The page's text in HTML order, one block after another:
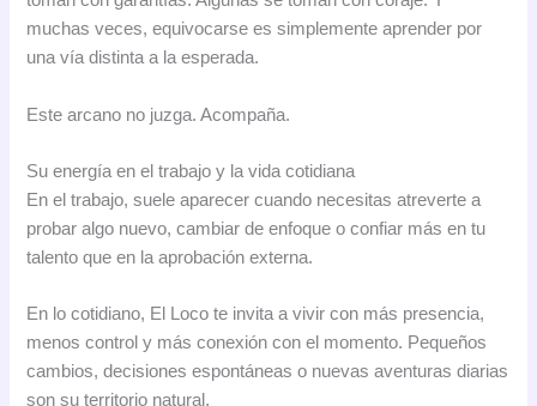
muchas veces, equivocarse es simplemente aprender por
una vía distinta a la esperada.
Este arcano no juzga. Acompaña.
Su energía en el trabajo y la vida cotidiana
En el trabajo, suele aparecer cuando necesitas atreverte a
probar algo nuevo, cambiar de enfoque o confiar más en tu
talento que en la aprobación externa.
En lo cotidiano, El Loco te invita a vivir con más presencia,
menos control y más conexión con el momento. Pequeños
cambios, decisiones espontáneas o nuevas aventuras diarias
son su territorio natural.